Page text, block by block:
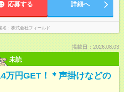
応募する 詳細へ
名 株式会社フィールド
掲載日：2026.08.03
未読
万円GET！＊声掛けなどの